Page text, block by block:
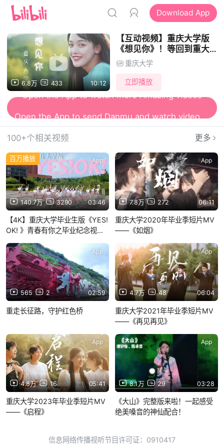
Download App
6.8万 433 10:12
【互动视频】重庆大学版
《想见你》！等回到重大第
一天要做些什么呢！
重庆大学
立即播放
Open the App to watch more Amazing videos
100+个相关视频 更多
140.7万 3290 03:46
百万播放 App
【4K】重庆大学毕业生版《YES!
OK! 》青春有你之毕业纪念视频
的舞蹈！
7.8万 272 06:11
App
重庆大学2020年毕业季短片MV
——《如烟》
565 2 02:59
App
重走长征路，守护红色桥
4.7万 48 06:04
App
重庆大学2021年毕业季短片MV
——《再见再见》
4.8万 16 05:41
App
重庆大学2023年毕业季短片MV
——《启程》
8.1万 29 03:28
App
《大山》完整版来啦！一起感受
绝美嗓音的神仙配合！
信息网络传播视听节目许可证：0910417